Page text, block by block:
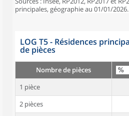
principales, géographie au 01/01/2026.
LOG T5 - Résidences
de pièces
Nombre de pièces
1 pièce
2 pièces